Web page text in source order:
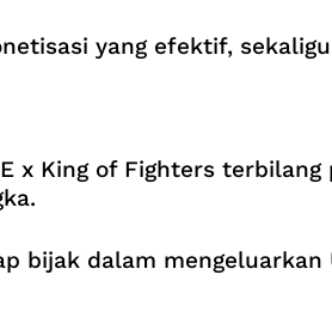
yang efektif,
x King of Fighters
bijak dalam